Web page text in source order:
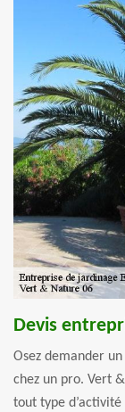
Devis
Osez demander
chez un pro. Vert
tout type